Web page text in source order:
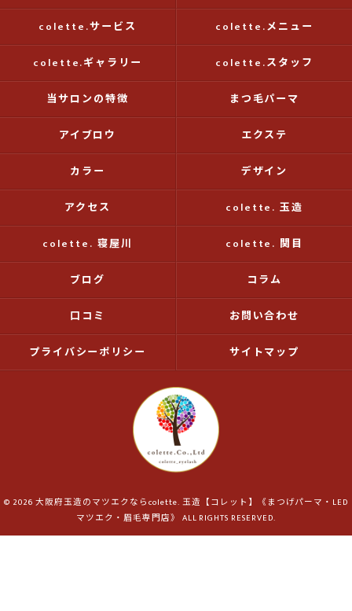
colette.サービス colette.メニュー
colette.ギャラリー colette.スタッフ
当サロンの特徴 まつ毛パーマ
アイブロウ エクステ
カラー デザイン
アクセス colette. 玉造
colette. 寝屋川 colette. 関目
ブログ コラム
口コミ お問い合わせ
プライバシーポリシー サイトマップ
© 2026 大阪府玉造のマツエクならcolette. 玉造【コレット】《まつげパーマ・LED
マツエク・眉毛専門店》 ALL RIGHTS RESERVED.